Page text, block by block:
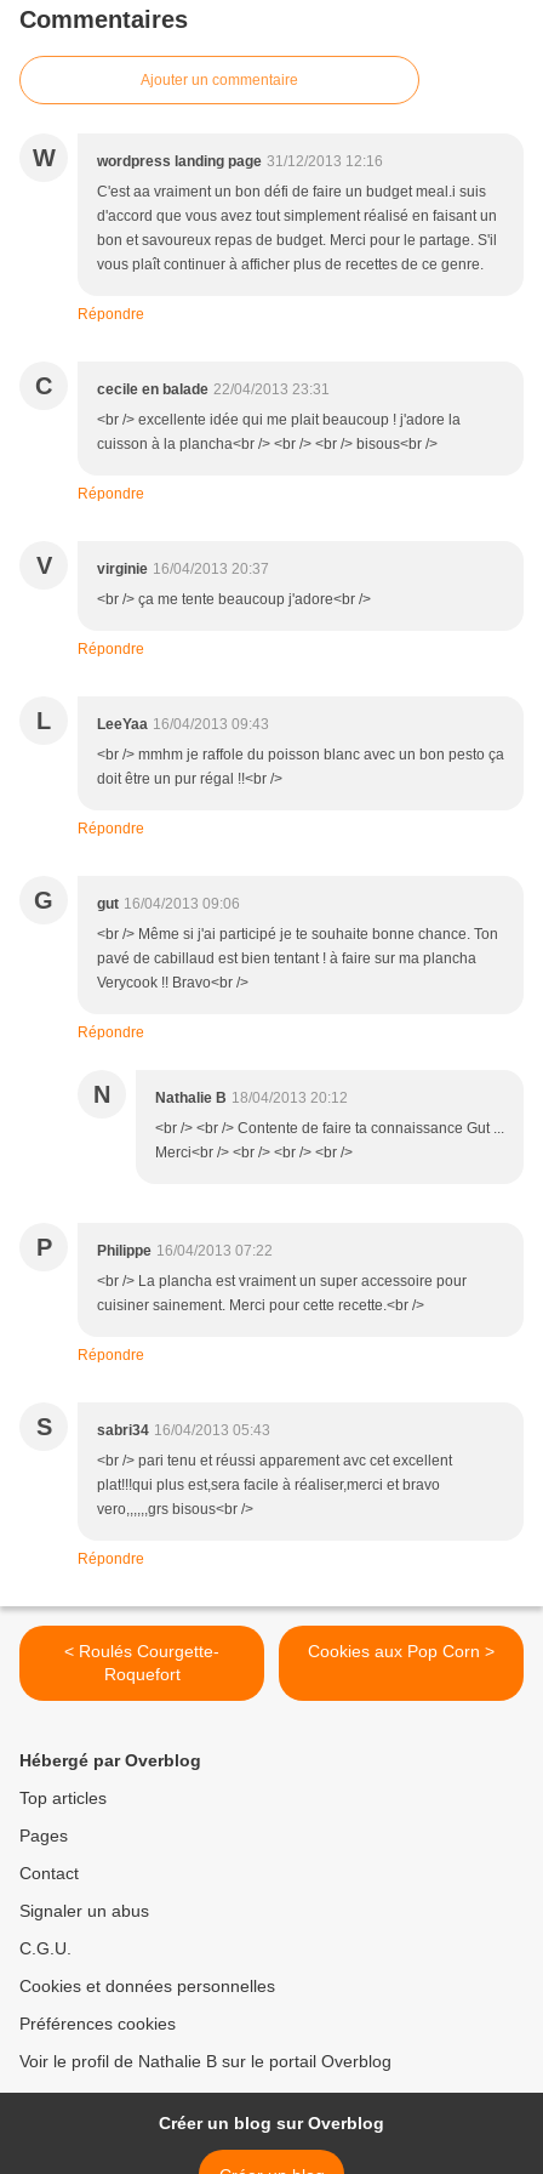
Commentaires
Ajouter un commentaire
W wordpress landing page 31/12/2013 12:16
C'est aa vraiment un bon défi de faire un budget meal.i suis
d'accord que vous avez tout simplement réalisé en faisant un
bon et savoureux repas de budget. Merci pour le partage. S'il
vous plaît continuer à afficher plus de recettes de ce genre.
Répondre
C cecile en balade 22/04/2013 23:31
<br /> excellente idée qui me plait beaucoup ! j'adore la
cuisson à la plancha<br /> <br /> <br /> bisous<br />
Répondre
V virginie 16/04/2013 20:37
<br /> ça me tente beaucoup j'adore<br />
Répondre
L LeeYaa 16/04/2013 09:43
<br /> mmhm je raffole du poisson blanc avec un bon pesto ça
doit être un pur régal !!<br />
Répondre
G gut 16/04/2013 09:06
<br /> Même si j'ai participé je te souhaite bonne chance. Ton
pavé de cabillaud est bien tentant ! à faire sur ma plancha
Verycook !! Bravo<br />
Répondre
N Nathalie B 18/04/2013 20:12
<br /> <br /> Contente de faire ta connaissance Gut ...
Merci<br /> <br /> <br /> <br />
P Philippe 16/04/2013 07:22
<br /> La plancha est vraiment un super accessoire pour
cuisiner sainement. Merci pour cette recette.<br />
Répondre
S sabri34 16/04/2013 05:43
<br /> pari tenu et réussi apparement avc cet excellent
plat!!!qui plus est,sera facile à réaliser,merci et bravo
vero,,,,,,grs bisous<br />
Répondre
< Roulés Courgette-
Roquefort
Cookies aux Pop Corn >
Hébergé par Overblog
Top articles
Pages
Contact
Signaler un abus
C.G.U.
Cookies et données personnelles
Préférences cookies
Voir le profil de Nathalie B sur le portail Overblog
Créer un blog sur Overblog